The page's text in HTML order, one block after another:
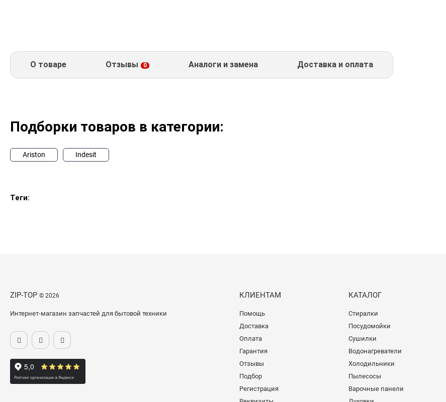
О товаре Отзывы 0 Аналоги и замена Доставка и оплата
Подборки товаров в категории:
Ariston Indesit
Теги:
ZIP-TOP © 2026
Интернет-магазин запчастей для бытовой техники
КЛИЕНТАМ
Помощь
Доставка
Оплата
Гарантия
Отзывы
Подбор
Регистрация
КАТАЛОГ
Стиралки
Посудомойки
Сушилки
Водонагреватели
Холодильники
Пылесосы
Варочные панели